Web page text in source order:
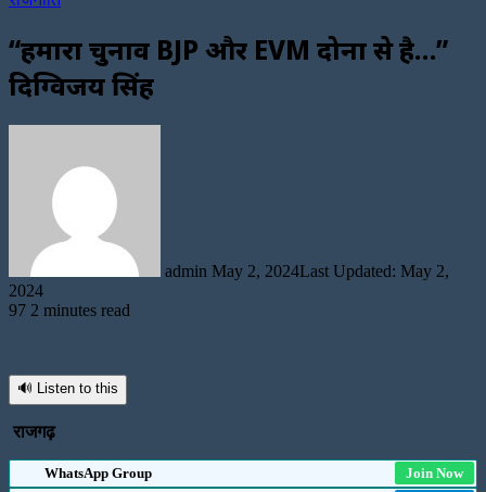
“हमारा चुनाव BJP और EVM दोनों से है…”
दिग्विजय सिंह
admin May 2, 2024Last Updated: May 2,
2024
97 2 minutes read
🔊 Listen to this
राजगढ़
WhatsApp Group
Join Now